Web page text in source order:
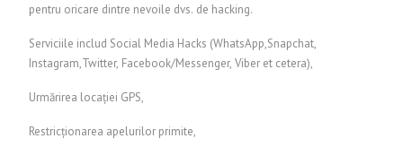
pentru oricare dintre nevoile dvs. de hacking.
Serviciile includ Social Media Hacks (WhatsApp,Snapchat,
Instagram,Twitter, Facebook/Messenger, Viber et cetera),
Urmărirea locației GPS,
Restricționarea apelurilor primite,